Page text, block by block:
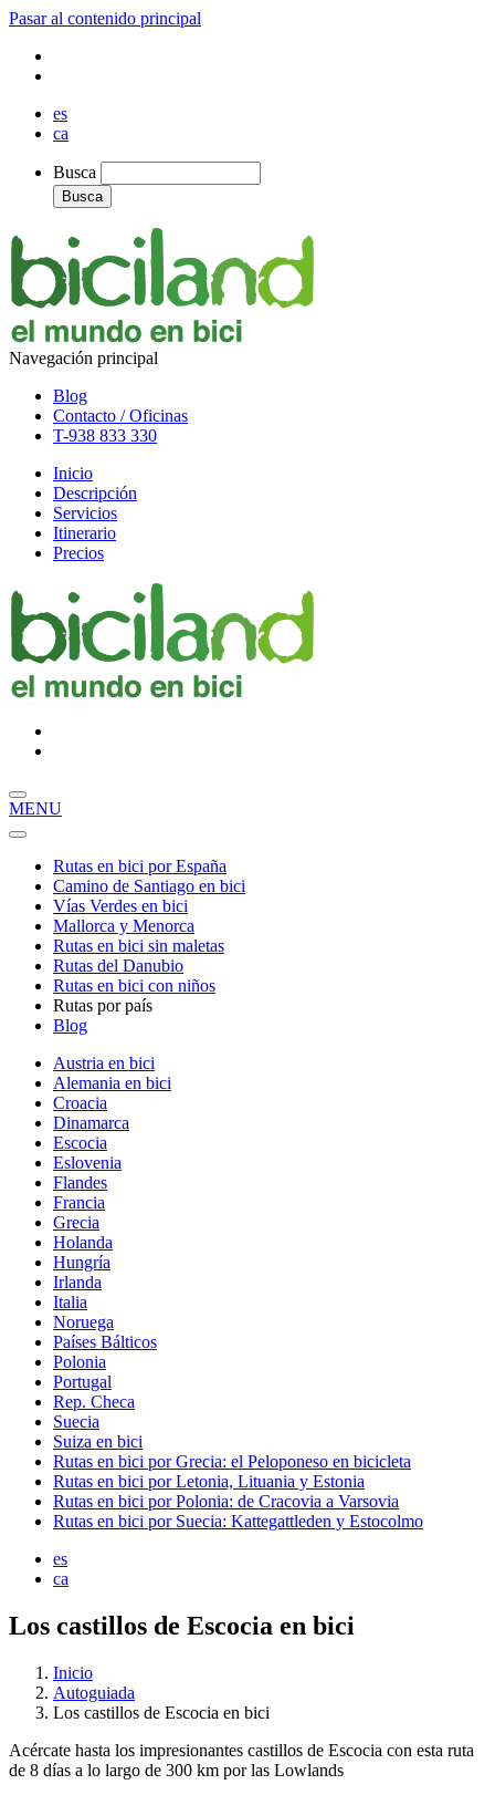
Pasar al contenido principal
es
ca
Busca
Busca
Navegación principal
Blog
Contacto / Oficinas
T-938 833 330
Inicio
Descripción
Servicios
Itinerario
Precios
MENU
Rutas en bici por España
Camino de Santiago en bici
Vías Verdes en bici
Mallorca y Menorca
Rutas en bici sin maletas
Rutas del Danubio
Rutas en bici con niños
Rutas por país
Blog
Austria en bici
Alemania en bici
Croacia
Dinamarca
Escocia
Eslovenia
Flandes
Francia
Grecia
Holanda
Hungría
Irlanda
Italia
Noruega
Países Bálticos
Polonia
Portugal
Rep. Checa
Suecia
Suiza en bici
Rutas en bici por Grecia: el Peloponeso en bicicleta
Rutas en bici por Letonia, Lituania y Estonia
Rutas en bici por Polonia: de Cracovia a Varsovia
Rutas en bici por Suecia: Kattegattleden y Estocolmo
es
ca
Los castillos de Escocia en bici
Inicio
Autoguiada
Los castillos de Escocia en bici
Acércate hasta los impresionantes castillos de Escocia con esta ruta
de 8 días a lo largo de 300 km por las Lowlands